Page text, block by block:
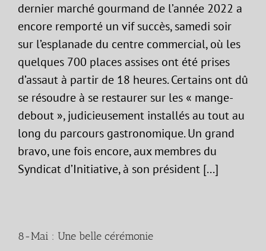
dernier marché gourmand de l’année 2022 a
encore remporté un vif succès, samedi soir
sur l’esplanade du centre commercial, où les
quelques 700 places assises ont été prises
d’assaut à partir de 18 heures. Certains ont dû
se résoudre à se restaurer sur les « mange-
debout », judicieusement installés au tout au
long du parcours gastronomique. Un grand
bravo, une fois encore, aux membres du
Syndicat d’Initiative, à son président [...]
8-Mai : Une belle cérémonie